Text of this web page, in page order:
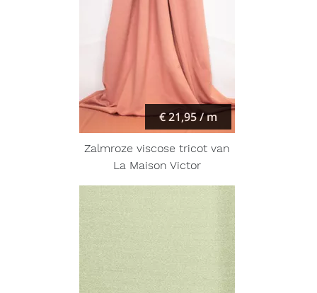
€ 21,95 / m
Zalmroze viscose tricot van
La Maison Victor